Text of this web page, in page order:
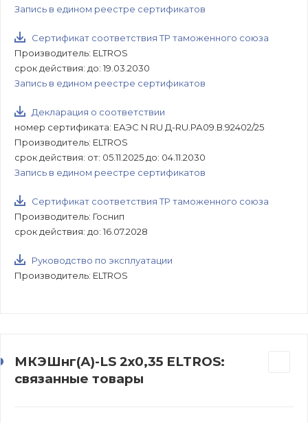
Запись в едином реестре сертификатов
Сертификат соответствия ТР таможенного союза
Производитель: ELTROS
срок действия: до: 19.03.2030
Запись в едином реестре сертификатов
Декларация о соответствии
номер сертификата: ЕАЭС N RU Д-RU.РА09.В.92402/25
Производитель: ELTROS
срок действия: от: 05.11.2025 до: 04.11.2030
Запись в едином реестре сертификатов
Сертификат соответствия ТР таможенного союза
Производитель: Госнип
срок действия: до: 16.07.2028
Руководство по эксплуатации
Производитель: ELTROS
МКЭШнг(А)-LS 2х0,35 ELTROS:
связанные товары